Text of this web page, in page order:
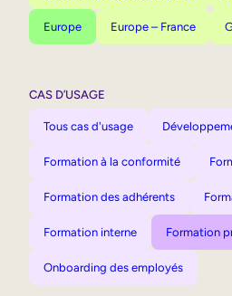
Europe Europe – France
CAS D’USAGE
Tous cas d'usage
Formation à la conformité
Formation des adhérents
Formation interne Formation
Onboarding des employés